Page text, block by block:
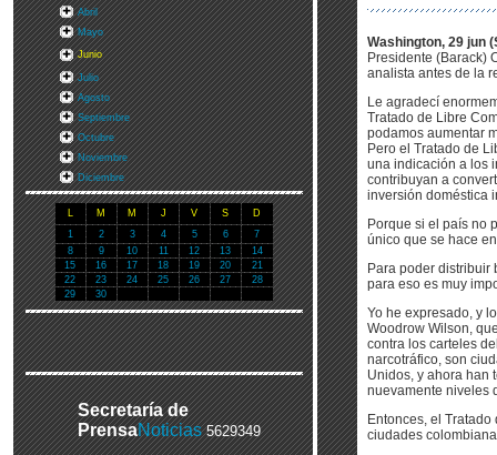
Abril
Mayo
Junio
Julio
Agosto
Septiembre
Octubre
Noviembre
Diciembre
L M M J V S
D
1
2 3 4 5 6
7
8
9 10 11 12 13
14
15
16 17 18 19 20
21
22
23 24 25 26 27
28
29
30
Secretaría de
PrensaNoticias 5629349
Washington, 29 jun
Presidente (Barack)
analista antes de la
Le agradecí
Tratado de Libre
podamos aumentar
Pero el Tratado de
una indicación a los
contribuyan a
inversión doméstica
Porque si el país no
único que se hace
Para poder distribuir
para eso es muy
Yo he expresado, y
Woodrow Wilson,
contra los carteles
narcotráfico, son
Unidos, y ahora han
nuevamente niveles
Entonces, el
ciudades